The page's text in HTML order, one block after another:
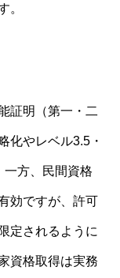
。
証明（第一・二
化やレベル3.5・
一方、民間資格
効ですが、許可
定されるように
資格取得は実務